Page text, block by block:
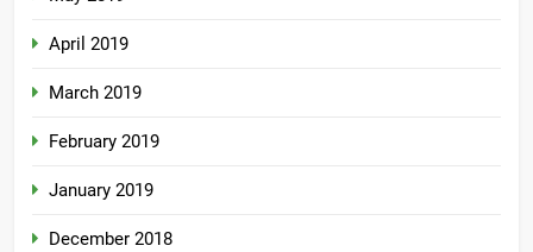
April 2019
March 2019
February 2019
January 2019
December 2018